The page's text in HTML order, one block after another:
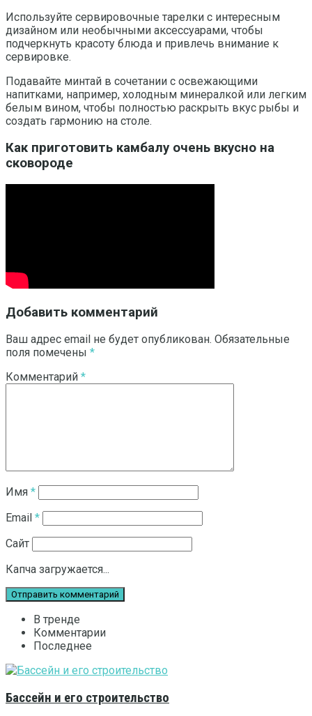
Используйте сервировочные тарелки с интересным
дизайном или необычными аксессуарами, чтобы
подчеркнуть красоту блюда и привлечь внимание к
сервировке.
Подавайте минтай в сочетании с освежающими
напитками, например, холодным минералкой или легким
белым вином, чтобы полностью раскрыть вкус рыбы и
создать гармонию на столе.
Как приготовить камбалу очень вкусно на
сковороде
Добавить комментарий
Ваш адрес email не будет опубликован. Обязательные
поля помечены *
Комментарий *
Имя *
Email *
Сайт
Капча загружается...
В тренде
Комментарии
Последнее
Бассейн и его строительство